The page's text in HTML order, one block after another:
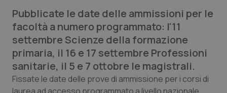
Lettere al direttore
Edizioni Regionali
QS Pro
Professionisti Sanitari.AI
Pubblicate le date delle ammissioni per le
facoltà a numero programmato: l'11
settembre Scienze della formazione
primaria, il 16 e 17 settembre Professioni
sanitarie, il 5 e 7 ottobre le magistrali.
Fissate le date delle prove di ammissione per i corsi di